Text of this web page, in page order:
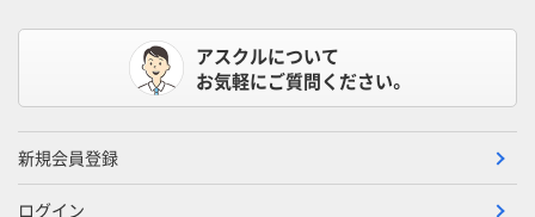
アスクルについて
お気軽にご質問ください。
新規会員登録
ログイン